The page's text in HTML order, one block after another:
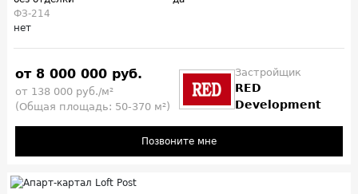
ФЗ-214
нет
от 8 000 000 руб.
от 138 000 руб./м²
(Общая площадь: 50-370 м²)
Застройщик
RED
Development
Позвоните мне